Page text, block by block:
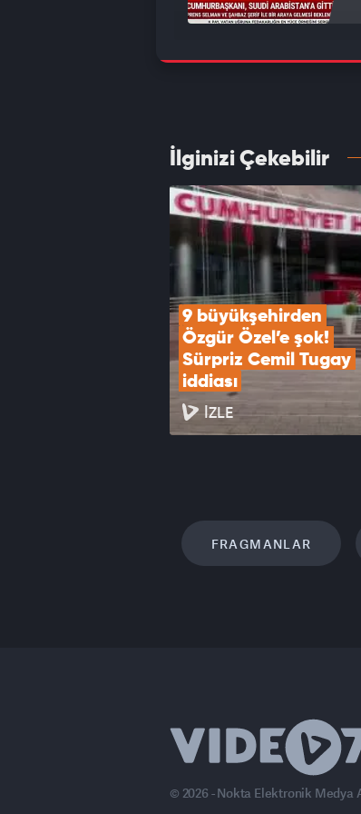
İlginizi Çekebilir
9 büyükşehirden
Özgür Özel’e şok!
Sürpriz Cemil Tugay
iddiası
İZLE
FRAGMANLAR
© 2026 - Nokta Elektronik Medya